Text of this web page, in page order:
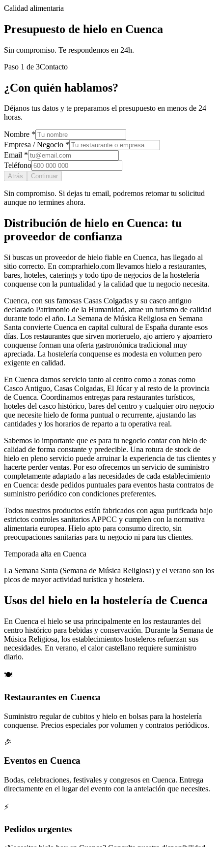
Calidad alimentaria
Presupuesto de hielo en Cuenca
Sin compromiso. Te respondemos en 24h.
Paso 1 de 3Contacto
¿Con quién hablamos?
Déjanos tus datos y te preparamos el presupuesto en menos de 24
horas.
Nombre *
Empresa / Negocio *
Email *
Teléfono
Atrás Continuar
Sin compromiso. Si dejas tu email, podremos retomar tu solicitud
aunque no termines ahora.
Distribución de hielo en Cuenca: tu
proveedor de confianza
Si buscas un proveedor de hielo fiable en Cuenca, has llegado al
sitio correcto. En comprarhielo.com llevamos hielo a restaurantes,
bares, hoteles, caterings y todo tipo de negocios de la hostelería
conquense con la puntualidad y la calidad que tu negocio necesita.
Cuenca, con sus famosas Casas Colgadas y su casco antiguo
declarado Patrimonio de la Humanidad, atrae un turismo de calidad
durante todo el año. La Semana de Música Religiosa en Semana
Santa convierte Cuenca en capital cultural de España durante esos
días. Los restaurantes que sirven morteruelo, ajo arriero y ajoarriero
conquense forman una oferta gastronómica tradicional muy
apreciada. La hostelería conquense es modesta en volumen pero
exigente en calidad.
En Cuenca damos servicio tanto al centro como a zonas como
Casco Antiguo, Casas Colgadas, El Júcary al resto de la provincia
de Cuenca. Coordinamos entregas para restaurantes turísticos,
hoteles del casco histórico, bares del centro y cualquier otro negocio
que necesite hielo de forma puntual o recurrente, ajustando las
cantidades y los horarios de reparto a tu operativa real.
Sabemos lo importante que es para tu negocio contar con hielo de
calidad de forma constante y predecible. Una rotura de stock de
hielo en pleno servicio puede arruinar la experiencia de tus clientes y
hacerte perder ventas. Por eso ofrecemos un servicio de suministro
completamente adaptado a las necesidades de cada establecimiento
en Cuenca: desde pedidos puntuales para eventos hasta contratos de
suministro periódico con condiciones preferentes.
Todos nuestros productos están fabricados con agua purificada bajo
estrictos controles sanitarios APPCC y cumplen con la normativa
alimentaria europea. Hielo apto para consumo directo, sin
preocupaciones sanitarias para tu negocio ni para tus clientes.
Temporada alta en Cuenca
La Semana Santa (Semana de Música Religiosa) y el verano son los
picos de mayor actividad turística y hostelera.
Usos del hielo en la hostelería de Cuenca
En Cuenca el hielo se usa principalmente en los restaurantes del
centro histórico para bebidas y conservación. Durante la Semana de
Música Religiosa, los establecimientos hosteleros refuerzan sus
necesidades. En verano, el calor castellano requiere suministro
diario.
🍽️
Restaurantes en Cuenca
Suministro regular de cubitos y hielo en bolsas para la hostelería
conquense. Precios especiales por volumen y contratos periódicos.
🎉
Eventos en Cuenca
Bodas, celebraciones, festivales y congresos en Cuenca. Entrega
directamente en el lugar del evento con la antelación que necesites.
⚡
Pedidos urgentes